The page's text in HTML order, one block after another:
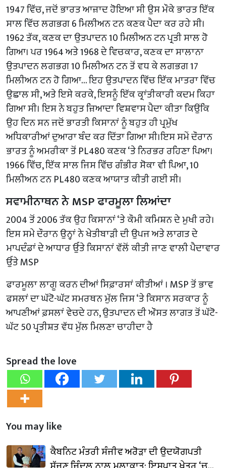
1947 ਵਿੱਚ, ਜਦੋਂ ਭਾਰਤ ਆਜ਼ਾਦ ਹੋਇਆ ਸੀ ਉਸ ਮੌਕੇ ਭਾਰਤ ਇੱਕ
ਸਾਲ ਵਿੱਚ ਲਗਭਗ 6 ਮਿਲੀਅਨ ਟਨ ਕਣਕ ਪੈਦਾ ਕਰ ਰਹੇ ਸੀ।
1962 ਤੱਕ, ਕਣਕ ਦਾ ਉਤਪਾਦਨ 10 ਮਿਲੀਅਨ ਟਨ ਪ੍ਰਤੀ ਸਾਲ ਹੋ
ਗਿਆ। ਪਰ 1964 ਅਤੇ 1968 ਦੇ ਵਿਚਕਾਰ, ਕਣਕ ਦਾ ਸਾਲਾਨਾ
ਉਤਪਾਦਨ ਲਗਭਗ 10 ਮਿਲੀਅਨ ਟਨ ਤੋਂ ਵਧ ਕੇ ਲਗਭਗ 17
ਮਿਲੀਅਨ ਟਨ ਹੋ ਗਿਆ… ਇਹ ਉਤਪਾਦਨ ਵਿੱਚ ਇੱਕ ਮਾਤਰਾ ਵਿੱਚ
ਉਛਾਲ ਸੀ, ਅਤੇ ਇਸੇ ਕਰਕੇ, ਇਸਨੂੰ ਇੱਕ ਕ੍ਰਾਂਤੀਕਾਰੀ ਕਦਮ ਕਿਹਾ
ਗਿਆ ਸੀ। ਇਸ ਨੇ ਬਹੁਤ ਜ਼ਿਆਦਾ ਵਿਸ਼ਵਾਸ ਪੈਦਾ ਕੀਤਾ ਕਿਉਂਕਿ
ਉਹ ਦਿਨ ਸਨ ਜਦੋਂ ਭਾਰਤੀ ਕਿਸਾਨਾਂ ਨੂੰ ਬਹੁਤ ਹੀ ਪ੍ਰਮੁੱਖ
ਅਧਿਕਾਰੀਆਂ ਦੁਆਰਾ ਬੰਦ ਕਰ ਦਿੱਤਾ ਗਿਆ ਸੀ।ਇਸ ਸਮੇਂ ਦੌਰਾਨ
ਭਾਰਤ ਨੂੰ ਅਮਰੀਕਾ ਤੋਂ PL480 ਕਣਕ ‘ਤੇ ਨਿਰਭਰ ਰਹਿਣਾ ਪਿਆ।
1966 ਵਿੱਚ, ਇੱਕ ਸਾਲ ਜਿਸ ਵਿੱਚ ਗੰਭੀਰ ਸੋਕਾ ਵੀ ਪਿਆ, 10
ਮਿਲੀਅਨ ਟਨ PL480 ਕਣਕ ਆਯਾਤ ਕੀਤੀ ਗਈ ਸੀ।
ਸਵਾਮੀਨਾਥਨ ਨੇ MSP ਫਾਰਮੂਲਾ ਲਿਆਂਦਾ
2004 ਤੋਂ 2006 ਤੱਕ ਉਹ ਕਿਸਾਨਾਂ ‘ਤੇ ਕੌਮੀ ਕਮਿਸ਼ਨ ਦੇ ਮੁਖੀ ਰਹੇ।
ਇਸ ਸਮੇ ਦੌਰਾਨ ਉਨ੍ਹਾਂ ਨੇ ਖੇਤੀਬਾੜੀ ਦੀ ਉਪਜ ਅਤੇ ਲਾਗਤ ਦੇ
ਮਾਪਦੰਡਾਂ ਦੇ ਆਧਾਰ ਉੱਤੇ ਕਿਸਾਨਾਂ ਵੱਲੋਂ ਕੀਤੀ ਜਾਣ ਵਾਲੀ ਪੈਦਾਵਾਰ
ਉੱਤੇ MSP
ਫਾਰਮੂਲਾ ਲਾਗੂ ਕਰਨ ਦੀਆਂ ਸਿਫ਼ਾਰਸਾਂ ਕੀਤੀਆਂ । MSP ਤੋਂ ਭਾਵ
ਫਸਲਾਂ ਦਾ ਘੱਟੋ-ਘੱਟ ਸਮਰਥਨ ਮੁੱਲ ਜਿਸ ‘ਤੇ ਕਿਸਾਨ ਸਰਕਾਰ ਨੂੰ
ਆਪਣੀਆਂ ਫ਼ਸਲਾਂ ਵੇਚਦੇ ਹਨ, ਉਤਪਾਦਨ ਦੀ ਔਸਤ ਲਾਗਤ ਤੋਂ ਘੱਟੋ-
ਘੱਟ 50 ਪ੍ਰਤੀਸ਼ਤ ਵੱਧ ਮੁੱਲ ਮਿਲਣਾ ਚਾਹੀਦਾ ਹੈ
Spread the love
You may like
ਕੈਬਨਿਟ ਮੰਤਰੀ ਸੰਜੀਵ ਅਰੋੜਾ ਦੀ ਉਦਯੋਗਪਤੀ